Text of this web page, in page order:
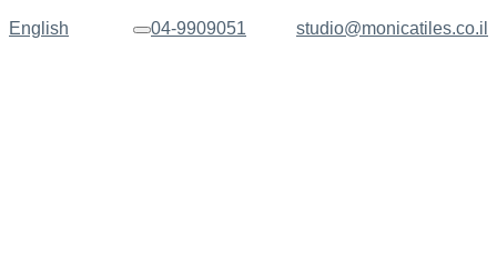
English studio@monicatiles.co.il
04-9909051 תפריט